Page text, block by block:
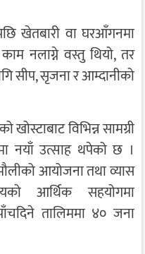
खेतबारी वा घरआँगनमा
नलाग्ने वस्तु थियो, तर
सीप, सृजना र आम्दानीको
विभिन्न सामग्री
नयाँ उत्साह थपेको छ ।
आयोजना तथा व्यास
आर्थिक सहयोगमा
तालिममा ४० जना